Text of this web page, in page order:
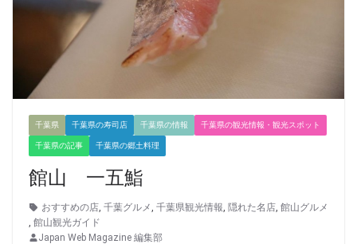
千葉県 千葉県の寿司店 千葉県の情報 千葉県の観光情報・観光スポット
千葉県の記事 千葉県の郷土料理
館山 一五鮨
おすすめの店, 千葉グルメ, 千葉県観光情報, 隠れた名店, 館山グルメ
, 館山観光ガイド
Japan Web Magazine 編集部